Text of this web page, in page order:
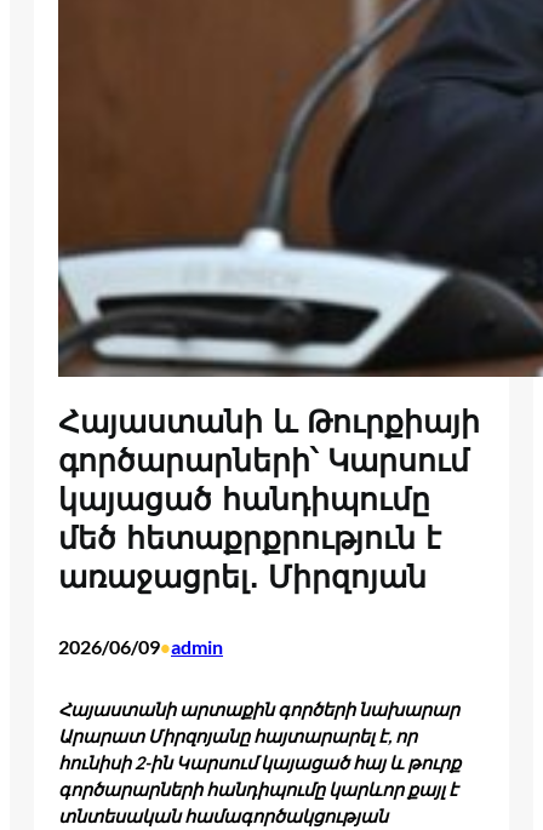
Հայաստանի և Թուրքիայի
գործարարների՝ Կարսում
կայացած հանդիպումը
մեծ հետաքրքրություն է
առաջացրել․ Միրզոյան
2026/06/09•admin
Հայաստանի արտաքին գործերի նախարար
Արարատ Միրզոյանը հայտարարել է, որ
հունիսի 2-ին Կարսում կայացած հայ և թուրք
գործարարների հանդիպումը կարևոր քայլ է
տնտեսական համագործակցության